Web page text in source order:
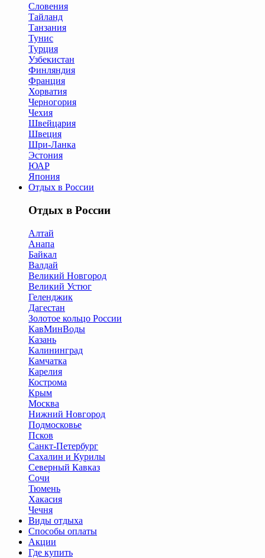
Словения
Тайланд
Танзания
Тунис
Турция
Узбекистан
Финляндия
Франция
Хорватия
Черногория
Чехия
Швейцария
Швеция
Шри-Ланка
Эстония
ЮАР
Япония
Отдых в России
Отдых в России
Алтай
Анапа
Байкал
Валдай
Великий Новгород
Великий Устюг
Геленджик
Дагестан
Золотое кольцо России
КавМинВоды
Казань
Калининград
Камчатка
Карелия
Кострома
Крым
Москва
Нижний Новгород
Подмосковье
Псков
Санкт-Петербург
Сахалин и Курилы
Северный Кавказ
Сочи
Тюмень
Хакасия
Чечня
Виды отдыха
Способы оплаты
Акции
Где купить